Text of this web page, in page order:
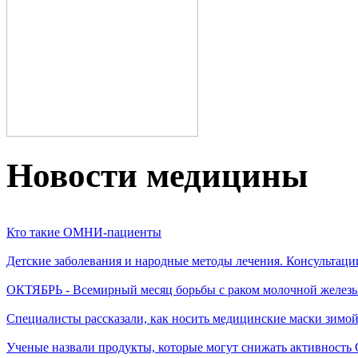
Новости медицины
Кто такие ОМНИ-пациенты
Детские заболевания и народные методы лечения.
ОКТЯБРЬ - Всемирный месяц борьбы с раком молочной
Специалисты рассказали, как носить медицинские маски зимой
Ученые назвали продукты, которые могут снижать